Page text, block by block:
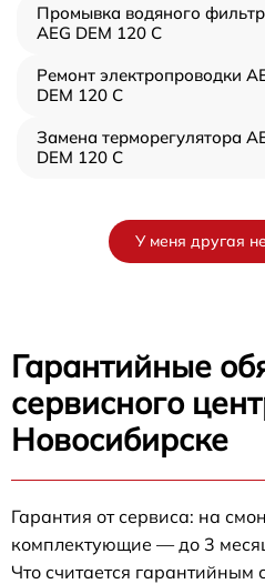
Промывка водяного
AEG DEM 120 C
Ремонт электропроводки
DEM 120 C
Замена терморегулятора
DEM 120 C
У меня другая
Гарантийные
сервисного
Новосибирске
Гарантия от сервиса: на
комплектующие — до 3
Что считается гарантийным